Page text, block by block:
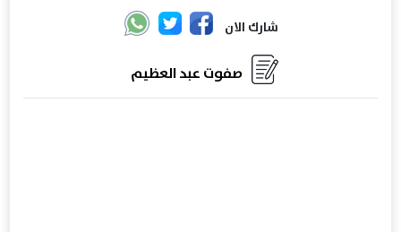
شارك الان
صفوت عبد العظيم